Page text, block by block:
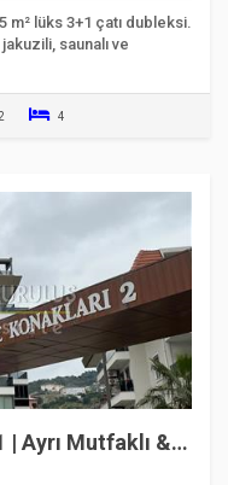
m² lüks 3+1 çatı dubleksi.
saunalı ve
4
| Ayrı Mutfaklı &